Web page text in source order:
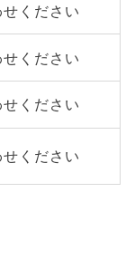
ください
ください
ください
ください